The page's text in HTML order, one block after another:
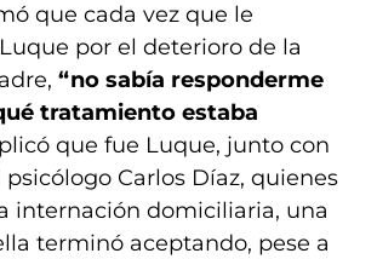
que cada vez que le
por el deterioro de la
“no sabía responderme
tratamiento estaba
que fue Luque, junto con
psicólogo Carlos Díaz, quienes
internación domiciliaria, una
terminó aceptando, pese a